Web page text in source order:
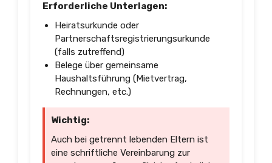
Erforderliche Unterlagen:
Heiratsurkunde oder
Partnerschaftsregistrierungsurkunde
(falls zutreffend)
Belege über gemeinsame
Haushaltsführung (Mietvertrag,
Rechnungen, etc.)
Wichtig:
Auch bei getrennt lebenden Eltern ist
eine schriftliche Vereinbarung zur